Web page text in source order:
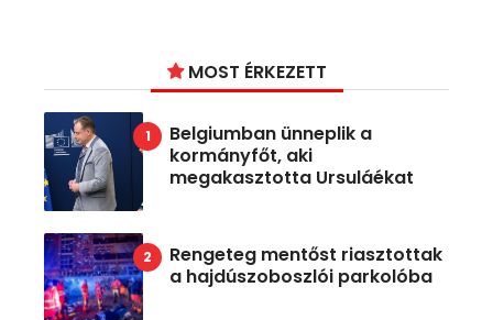
MOST ÉRKEZETT
Belgiumban ünneplik a
kormányfőt, aki
megakasztotta Ursuláékat
Rengeteg mentőst riasztottak
a hajdúszoboszlói parkolóba